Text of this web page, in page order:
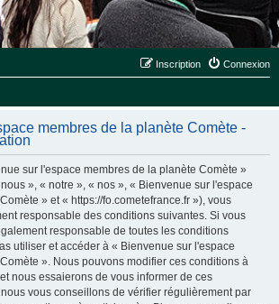
Connexion
Inscription
membres de la planète Comète -
sur l'espace membres de la planète Comète »
», « notre », « nos », « Bienvenue sur l'espace
» et « https://fo.cometefrance.fr »), vous
responsable des conditions suivantes. Si vous
responsable de toutes les conditions
utiliser et accéder à « Bienvenue sur l'espace
». Nous pouvons modifier ces conditions à
nous essaierons de vous informer de ces
vous conseillons de vérifier régulièrement par